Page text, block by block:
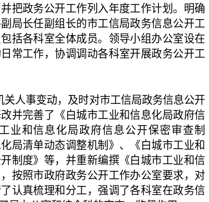
把政务公开工作列入年度工作计划。明确
局长任副组长的市工信局政务信息公开工
括各科室全体成员。领导小组办公室设在
常工作，协调调动各科室开展政务公开工
关人事变动，及时对市工信局政务信息公开
并完善了《白城市工业和信息化局政府信
业和信息化局政府信息公开保密审查制
局清单动态调整机制》、《白城市工业和
制度》等，并重新编撰《白城市工业和信
按照市政府政务公开工作办公室要求，对
认真梳理和分工，强调了各科室在政务信